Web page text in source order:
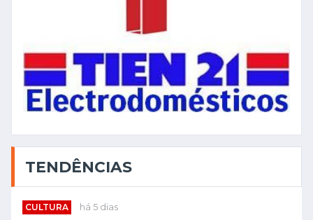
TENDÊNCIAS
CULTURA há 5 dias